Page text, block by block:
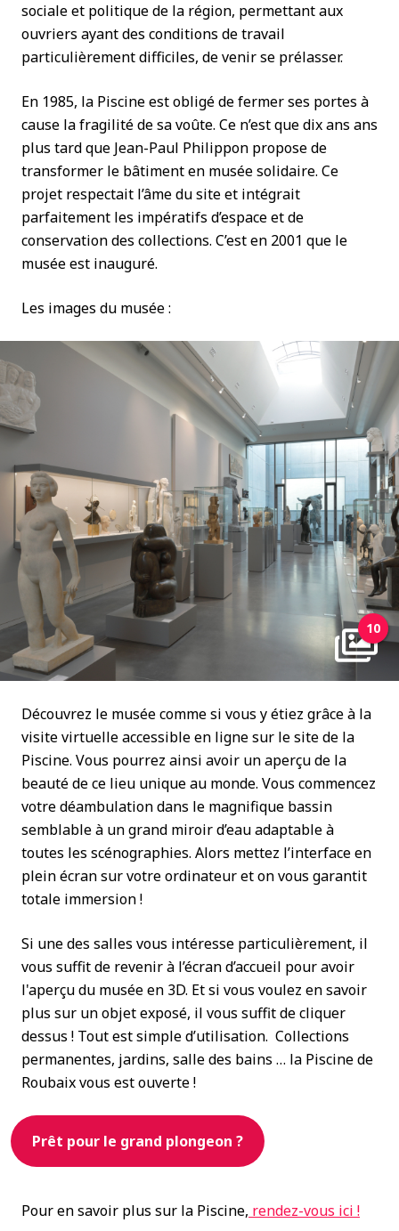
sociale et politique de la région, permettant aux
ouvriers ayant des conditions de travail
particulièrement difficiles, de venir se prélasser.
En 1985, la Piscine est obligé de fermer ses portes à
cause la fragilité de sa voûte. Ce n’est que dix ans ans
plus tard que Jean-Paul Philippon propose de
transformer le bâtiment en musée solidaire. Ce
projet respectait l’âme du site et intégrait
parfaitement les impératifs d’espace et de
conservation des collections. C’est en 2001 que le
musée est inauguré.
Les images du musée :
10
Découvrez le musée comme si vous y étiez grâce à la
visite virtuelle accessible en ligne sur le site de la
Piscine. Vous pourrez ainsi avoir un aperçu de la
beauté de ce lieu unique au monde. Vous commencez
votre déambulation dans le magnifique bassin
semblable à un grand miroir d’eau adaptable à
toutes les scénographies. Alors mettez l’interface en
plein écran sur votre ordinateur et on vous garantit
totale immersion !
Si une des salles vous intéresse particulièrement, il
vous suffit de revenir à l’écran d’accueil pour avoir
l'aperçu du musée en 3D. Et si vous voulez en savoir
plus sur un objet exposé, il vous suffit de cliquer
dessus ! Tout est simple d’utilisation. Collections
permanentes, jardins, salle des bains … la Piscine de
Roubaix vous est ouverte !
Prêt pour le grand plongeon ?
Pour en savoir plus sur la Piscine, rendez-vous ici !